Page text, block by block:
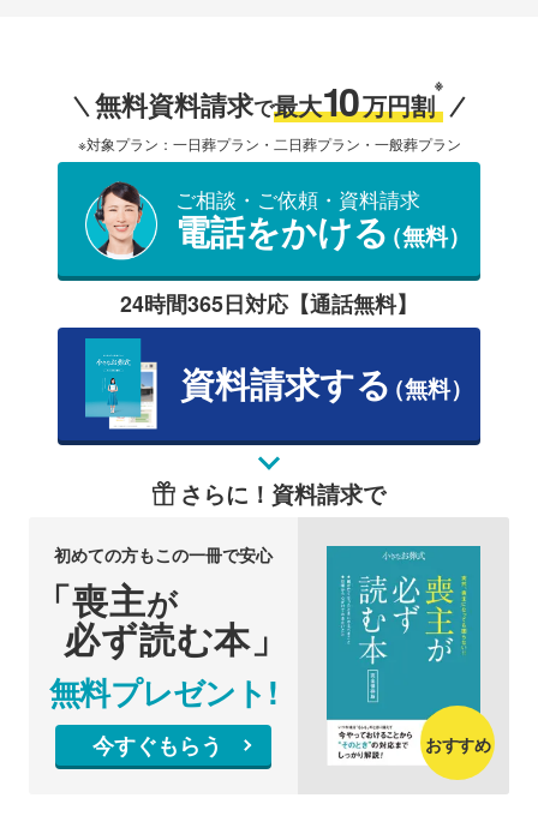
無料資料請求で最大10万円割
※
※対象プラン：一日葬プラン・二日葬プラン・一般葬プラン
ご相談・ご依頼・資料請求
電話をかける（無料）
24時間365日対応【通話無料】
資料請求する（無料）
さらに！資料請求で
初めての方もこの一冊で安心
「喪主が
必ず読む本」
無料プレゼント!
今すぐもらう おすすめ